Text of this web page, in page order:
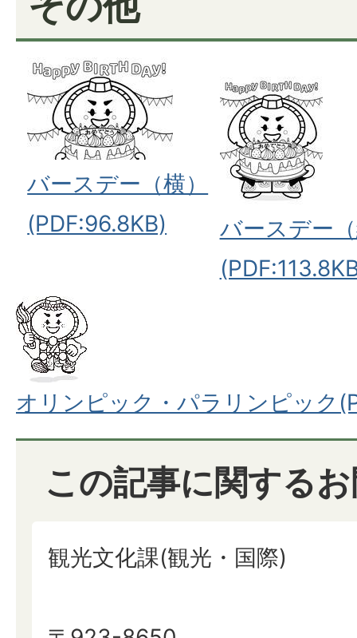
バースデー（横）
(PDF:96.8KB)
バースデー
オリンピック・パラリンピック
この記事に関する
観光文化課(観光・国際)